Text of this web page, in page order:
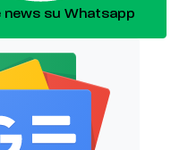
news su Whatsapp